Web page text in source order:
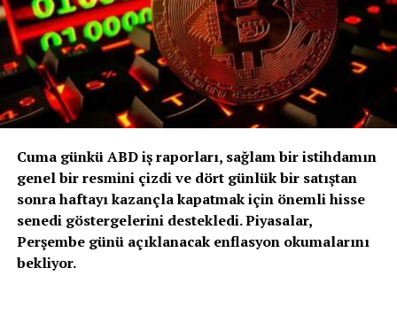
Cuma günkü ABD iş raporları, sağlam bir istihdamın
genel bir resmini çizdi ve dört günlük bir satıştan
sonra haftayı kazançla kapatmak için önemli hisse
senedi göstergelerini destekledi. Piyasalar,
Perşembe günü açıklanacak enflasyon okumalarını
bekliyor.